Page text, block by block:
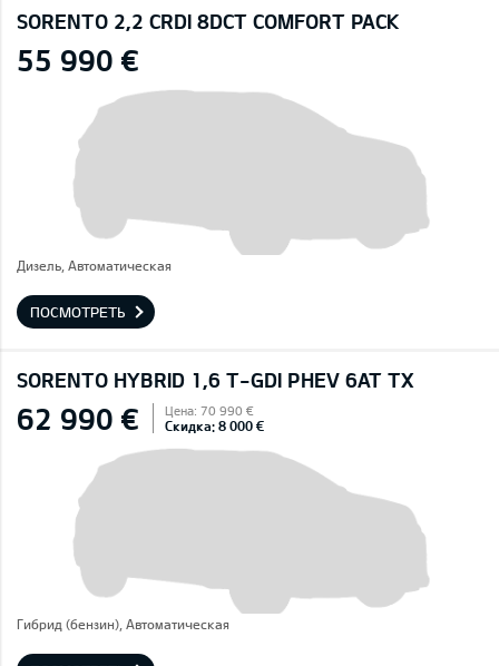
SORENTO 2,2 CRDI 8DCT COMFORT PACK
55 990 €
Дизель, Автоматическая
ПОСМОТРЕТЬ
SORENTO HYBRID 1,6 T-GDI PHEV 6AT TX
62 990 € Цена: 70 990 €
Скидка: 8 000 €
Гибрид (бензин), Автоматическая